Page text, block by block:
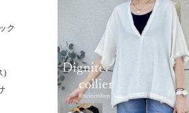
ク
)